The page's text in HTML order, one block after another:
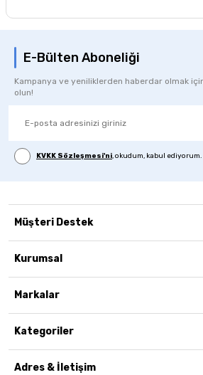
E-Bülten Aboneliği
Kampanya ve yeniliklerden haberdar olmak
olun!
KVKK Sözleşmesi'ni, okudum, kabul ediyorum.
Müşteri Destek
Kurumsal
Markalar
Kategoriler
Adres & İletişim